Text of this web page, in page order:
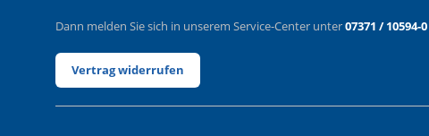
Dann melden Sie sich in unserem Service-Center unter07371 / 10594-0
Vertrag widerrufen